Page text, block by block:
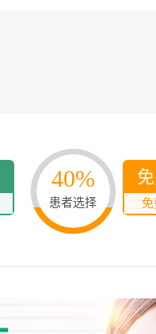
40%
患者选择 免